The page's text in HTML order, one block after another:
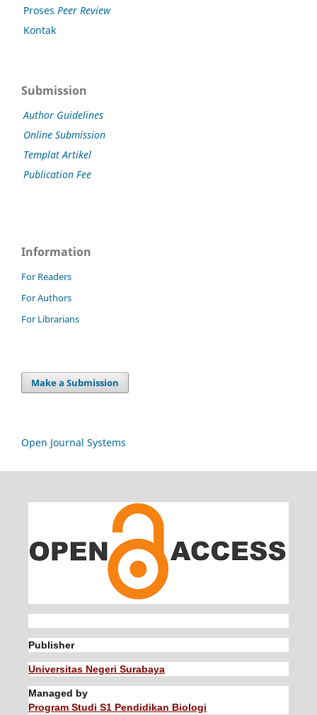
Proses Peer Review
Kontak
Submission
Author Guidelines
Online Submission
Templat Artikel
Publication Fee
Information
For Readers
For Authors
For Librarians
Make a Submission
Open Journal Systems
Publisher
Universitas Negeri Surabaya
Managed by
Program Studi S1 Pendidikan Biologi